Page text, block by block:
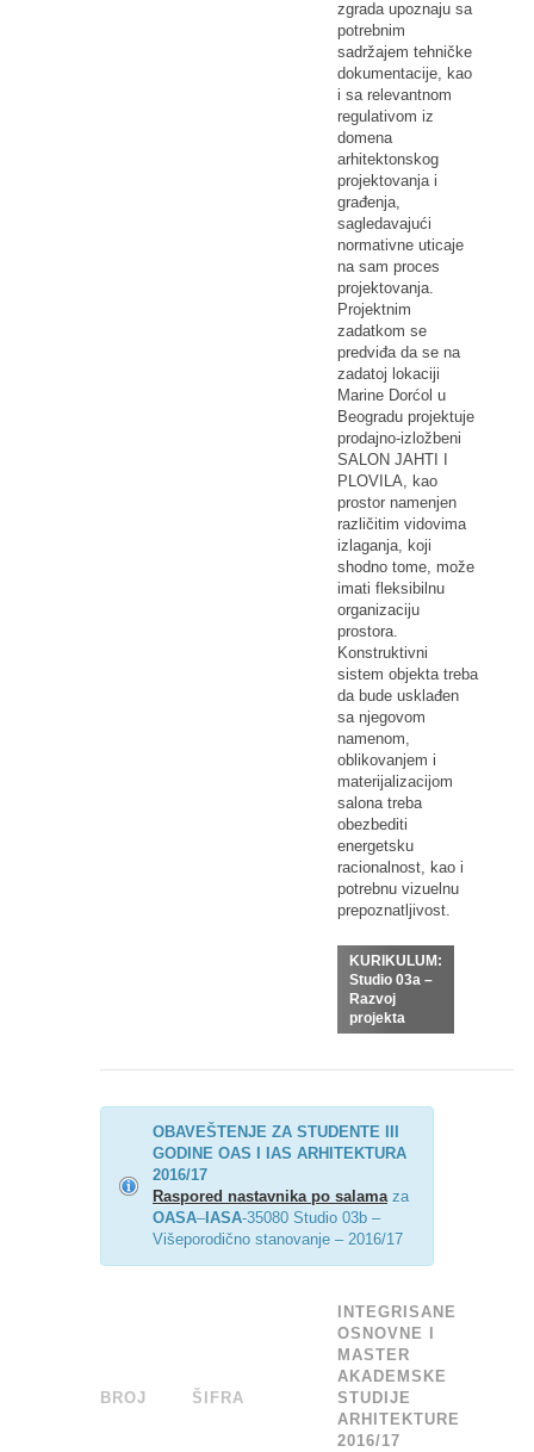
zgrada upoznaju sa
potrebnim
sadržajem tehničke
dokumentacije, kao
i sa relevantnom
regulativom iz
domena
arhitektonskog
projektovanja i
građenja,
sagledavajući
normativne uticaje
na sam proces
projektovanja.
Projektnim
zadatkom se
predviđa da se na
zadatoj lokaciji
Marine Dorćol u
Beogradu projektuje
prodajno-izložbeni
SALON JAHTI I
PLOVILA, kao
prostor namenjen
različitim vidovima
izlaganja, koji
shodno tome, može
imati fleksibilnu
organizaciju
prostora.
Konstruktivni
sistem objekta treba
da bude usklađen
sa njegovom
namenom,
oblikovanjem i
materijalizacijom
salona treba
obezbediti
energetsku
racionalnost, kao i
potrebnu vizuelnu
prepoznatljivost.
KURIKULUM:
Studio 03a –
Razvoj
projekta
OBAVEŠTENJE ZA STUDENTE III
GODINE OAS I IAS ARHITEKTURA
2016/17
Raspored nastavnika po salamaza
OASA–IASA-35080 Studio 03b –
Višeporodično stanovanje – 2016/17
BROJ ŠIFRA
INTEGRISANE
OSNOVNE I
MASTER
AKADEMSKE
STUDIJE
ARHITEKTURE
2016/17